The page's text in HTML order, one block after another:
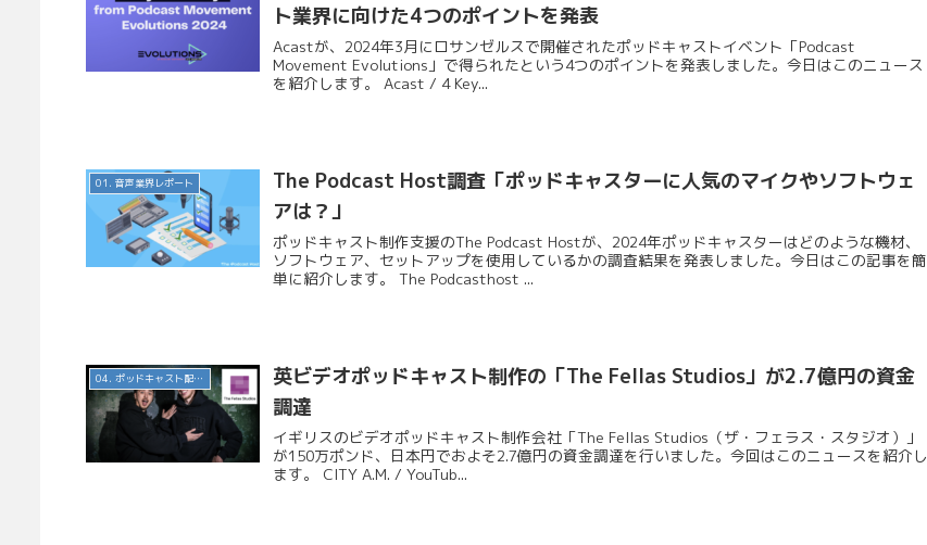
ト業界に向けた4つのポイントを発表
Acastが、2024年3月にロサンゼルスで開催されたポッドキャストイベント「Podcast
Movement Evolutions」で得られたという4つのポイントを発表しました。今日はこのニュース
を紹介します。 Acast / 4 Key...
01. 音声業界レポート
The Podcast Host調査「ポッドキャスターに人気のマイクやソフトウェ
アは？」
ポッドキャスト制作支援のThe Podcast Hostが、2024年ポッドキャスターはどのような機材、
ソフトウェア、セットアップを使用しているかの調査結果を発表しました。今日はこの記事を簡
単に紹介します。 The Podcasthost ...
04. ポッドキャスト配信・制作等
英ビデオポッドキャスト制作の「The Fellas Studios」が2.7億円の資金
調達
イギリスのビデオポッドキャスト制作会社「The Fellas Studios（ザ・フェラス・スタジオ）」
が150万ポンド、日本円でおよそ2.7億円の資金調達を行いました。今回はこのニュースを紹介し
ます。 CITY A.M. / YouTub...